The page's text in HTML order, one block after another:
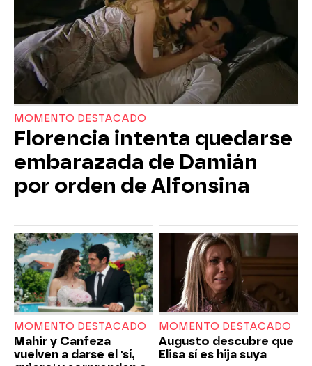
MOMENTO DESTACADO
Florencia intenta quedarse
embarazada de Damián
por orden de Alfonsina
MOMENTO DESTACADO
Mahir y Canfeza
vuelven a darse el 'sí,
MOMENTO DESTACADO
Augusto descubre que
Elisa sí es hija suya